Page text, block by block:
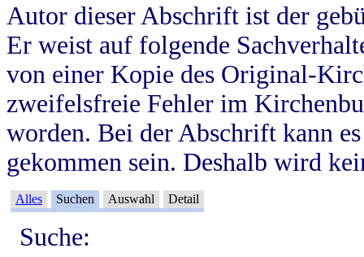
Autor dieser Abschrift ist der
Er weist auf folgende
von einer Kopie des Original-
zweifelsfreie Fehler im
worden. Bei der Abschrift kann
gekommen sein. Deshalb wird
Alles Suchen Auswahl Detail
Suche: